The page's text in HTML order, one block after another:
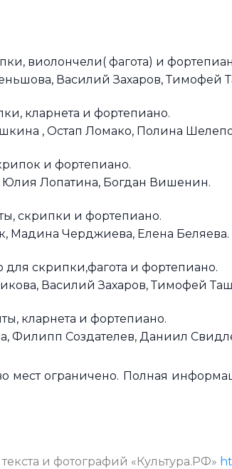
виолончели( фагота) и
Василий Захаров, Тимофей
кларнета и фортепиано.
, Остап Ломако, Полина
и фортепиано.
Лопатина, Богдан Вишенин.
скрипки и фортепиано.
Мадина Черджиева, Елена Беляева.
для скрипки,фагота и фортепиано.
Василий Захаров, Тимофей
кларнета и фортепиано.
Филипп Создателев, Даниил
мест ограничено. Полная
и фотографий «Культура.РФ»